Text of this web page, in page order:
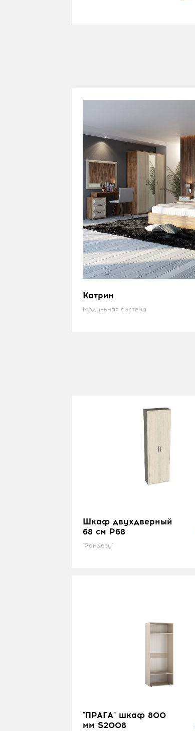
Катрин
Модульная система
Шкаф двухдверный
68 см P68
"Рандеву"
"ПРАГА" шкаф 800
мм S2008